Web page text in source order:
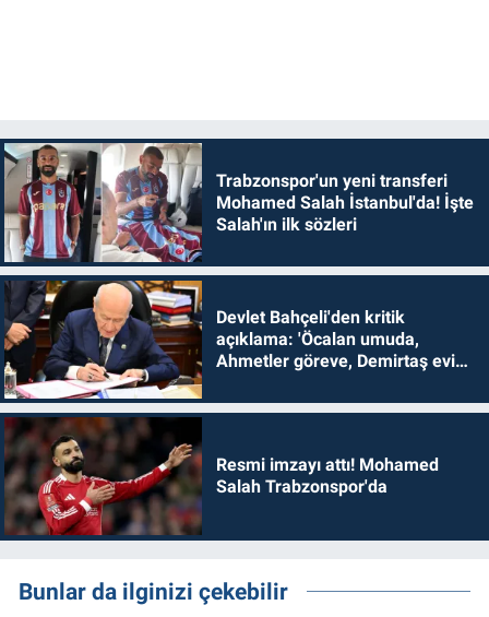
Trabzonspor'un yeni transferi
Mohamed Salah İstanbul'da! İşte
Salah'ın ilk sözleri
Devlet Bahçeli'den kritik
açıklama: 'Öcalan umuda,
Ahmetler göreve, Demirtaş evine
Resmi imzayı attı! Mohamed
Salah Trabzonspor'da
Bunlar da ilginizi çekebilir